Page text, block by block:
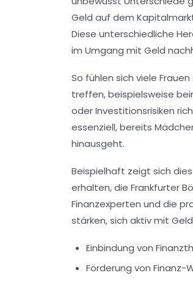
Geld auf dem
Diese unterschiedliche
im Umgang mit Geld
So fühlen sich viele
treffen, beispielsweise
oder Investitionsrisiken
essenziell, bereits
hinausgeht.
Beispielhaft zeigt sich
erhalten, die Frankfurter
Finanzexperten und die
stärken, sich aktiv mit
Einbindung von
Förderung von Finanz-